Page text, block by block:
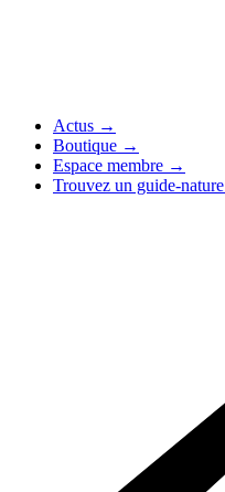
Actus →
Boutique →
Espace membre →
Trouvez un guide-nature